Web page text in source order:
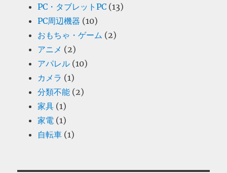
PC・タブレットPC (13)
PC周辺機器 (10)
おもちゃ・ゲーム (2)
アニメ (2)
アパレル (10)
カメラ (1)
分類不能 (2)
家具 (1)
家電 (1)
自転車 (1)